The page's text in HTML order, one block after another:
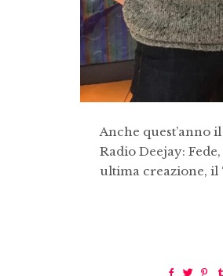
Anche quest’anno
Radio Deejay:
ultima creazione, il